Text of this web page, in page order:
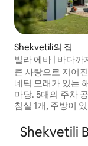
Shekvetili의 집
빌라 에바 | 바다까
큰 사랑으로 지어진
네틱 모래가 있는 해
마당. 5대의 주차 공간. 해변까지 5분
침실 1개, 주방이
실이 있는 욕실. - 3층: 일광욕 의자가 있는
지붕 전체를 위한
Shekvetili